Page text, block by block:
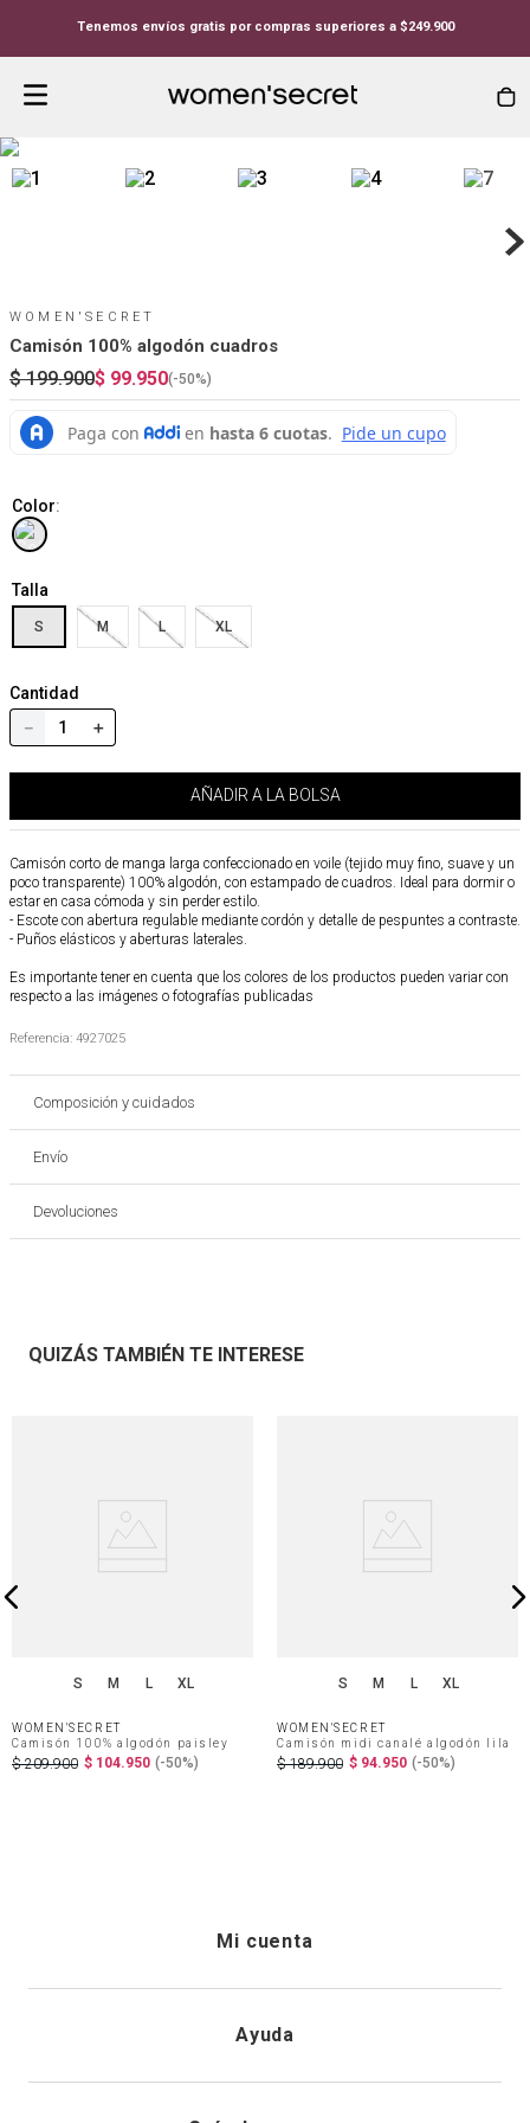
Tenemos envíos gratis por compras superiores a $249.900
WOMEN'SECRET
Camisón 100% algodón cuadros
$ 199.900$ 99.950(-50%)
Color:
Talla
S M L XL
Cantidad
＋
－
AÑADIR A LA BOLSA
Camisón corto de manga larga confeccionado en voile (tejido muy fino, suave y un
poco transparente) 100% algodón, con estampado de cuadros. Ideal para dormir o
estar en casa cómoda y sin perder estilo.
- Escote con abertura regulable mediante cordón y detalle de pespuntes a contraste.
- Puños elásticos y aberturas laterales.
Es importante tener en cuenta que los colores de los productos pueden variar con
respecto a las imágenes o fotografías publicadas
Referencia: 4927025
Composición y cuidados
Envío
Devoluciones
QUIZÁS TAMBIÉN TE INTERESE
S M L XL
WOMEN'SECRET
Camisón 100% algodón paisley
$ 209.900 $ 104.950 (-50%)
S M L XL
WOMEN'SECRET
Camisón midi canalé algodón lila
$ 189.900 $ 94.950 (-50%)
Mi cuenta
Registrarme
Ayuda